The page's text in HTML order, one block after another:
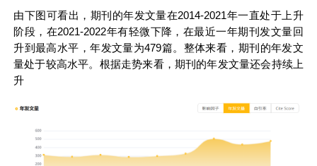
由下图可看出，期刊的年发文量在2014-2021年一直处于上升
阶段，在2021-2022年有轻微下降，在最近一年期刊发文量回
升到最高水平，年发文量为479篇。整体来看，期刊的年发文
量处于较高水平。根据走势来看，期刊的年发文量还会持续上
升